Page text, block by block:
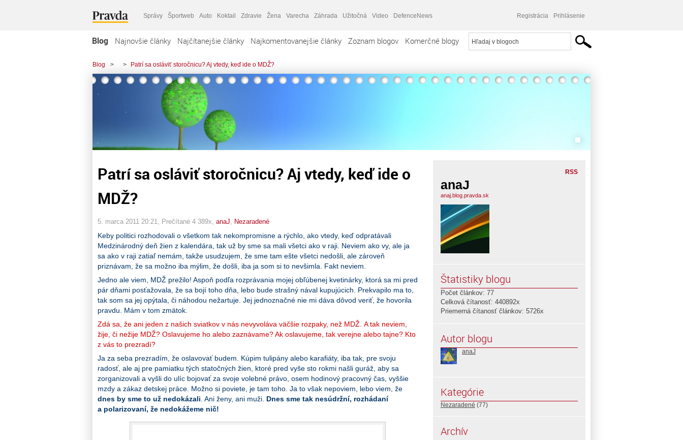
Správy Športweb Auto Koktail Zdravie Žena Varecha Záhrada Užitočná Video DefenceNews Registrácia Prihlásenie
Blog Najnovšie články Najčítanejšie články Najkomentovanejšie články Zoznam blogov Komerčné blogy
Blog > > Patrí sa osláviť storočnicu? Aj vtedy, keď ide o MDŽ?
Patrí sa osláviť storočnicu? Aj vtedy, keď ide o
MDŽ?
5. marca 2011 20:21 , Prečítané 4 389x, anaJ Nezaradené
Keby politici rozhodovali o všetkom tak nekompromisne a rýchlo, ako vtedy, keď odpratávali
Medzinárodný deň žien z kalendára, tak už by sme sa mali všetci ako v raji. Neviem ako vy, ale ja
sa ako v raji zatiaľ nemám, takže usudzujem, že sme tam ešte všetci nedošli, ale zároveň
priznávam, že sa možno iba mýlim, že došli, iba ja som si to nevšimla. Fakt neviem.
Jedno ale viem, MDŽ prežilo! Aspoň podľa rozprávania mojej obľúbenej kvetinárky, ktorá sa mi pred
pár dňami posťažovala, že sa bojí toho dňa, lebo bude strašný nával kupujúcich. Prekvapilo ma to,
tak som sa jej opýtala, či náhodou nežartuje. Jej jednoznačné nie mi dáva dôvod veriť, že hovorila
pravdu. Mám v tom zmätok.
Zdá sa, že ani jeden z našich sviatkov v nás nevyvoláva väčšie rozpaky, než MDŽ. A tak neviem,
žije, či nežije MDŽ? Oslavujeme ho alebo zaznávame? Ak oslavujeme, tak verejne alebo tajne? Kto
z vás to prezradí?
Ja za seba prezradím, že oslavovať budem. Kúpim tulipány alebo karafiáty, iba tak, pre svoju
radosť, ale aj pre pamiatku tých statočných žien, ktoré pred vyše sto rokmi našli guráž, aby sa
zorganizovali a vyšli do ulíc bojovať za svoje volebné právo, osem hodinový pracovný čas, vyššie
mzdy a zákaz detskej práce. Možno si poviete, je tam toho. Ja to však nepoviem, lebo viem, že
dnes by sme to už nedokázali Ani ženy, ani muži. Dnes sme tak nesúdržní, rozhádaní
a polarizovaní, že nedokážeme nič!
RSS
anaJ
anaj.blog.pravda.sk
Štatistiky blogu
Počet článkov: 77
Celková čítanosť: 440892x
Priemerná čítanosť článkov: 5726x
Autor blogu
anaJ
Kategórie
Nezaradené (77)
Archív